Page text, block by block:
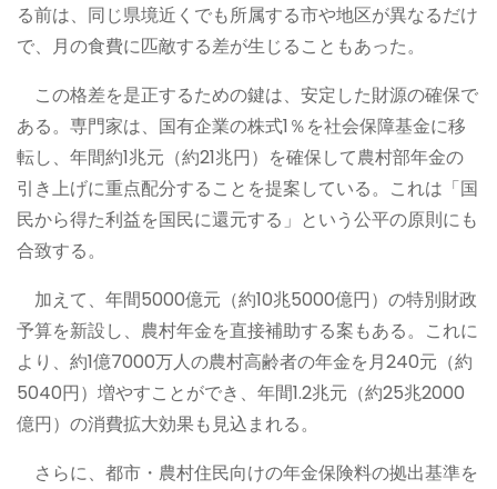
る前は、同じ県境近くでも所属する市や地区が異なるだけ
で、月の食費に匹敵する差が生じることもあった。
この格差を是正するための鍵は、安定した財源の確保で
ある。専門家は、国有企業の株式1％を社会保障基金に移
転し、年間約1兆元（約21兆円）を確保して農村部年金の
引き上げに重点配分することを提案している。これは「国
民から得た利益を国民に還元する」という公平の原則にも
合致する。
加えて、年間5000億元（約10兆5000億円）の特別財政
予算を新設し、農村年金を直接補助する案もある。これに
より、約1億7000万人の農村高齢者の年金を月240元（約
5040円）増やすことができ、年間1.2兆元（約25兆2000
億円）の消費拡大効果も見込まれる。
さらに、都市・農村住民向けの年金保険料の拠出基準を